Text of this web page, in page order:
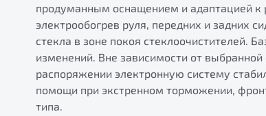
продуманным оснащением и адаптацией к
электрообогрев руля, передних и задних
стекла в зоне покоя стеклоочистителей.
изменений. Вне зависимости от
распоряжении электронную систему
помощи при экстренном торможении,
типа.